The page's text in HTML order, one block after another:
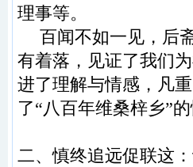
理事等。
百闻不如一见 ， 后
有着落， 见证了我们
进了理解与情感， 凡
了“八百年维桑梓乡”的
二、慎终追远促联这